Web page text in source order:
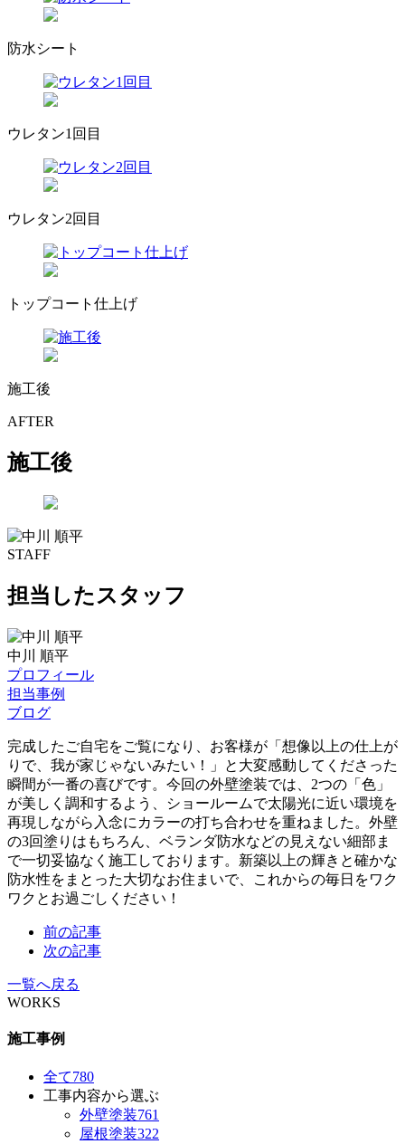
防水シート
ウレタン1回目
ウレタン2回目
トップコート仕上げ
施工後
AFTER
施工後
STAFF
担当したスタッフ
中川 順平
プロフィール
担当事例
ブログ
完成したご自宅をご覧になり、お客様が「想像以上の仕上が
りで、我が家じゃないみたい！」と大変感動してくださった
瞬間が一番の喜びです。今回の外壁塗装では、2つの「色」
が美しく調和するよう、ショールームで太陽光に近い環境を
再現しながら入念にカラーの打ち合わせを重ねました。外壁
の3回塗りはもちろん、ベランダ防水などの見えない細部ま
で一切妥協なく施工しております。新築以上の輝きと確かな
防水性をまとった大切なお住まいで、これからの毎日をワク
ワクとお過ごしください！
前の記事
次の記事
一覧へ戻る
WORKS
施工事例
全て780
工事内容から選ぶ
外壁塗装761
屋根塗装322